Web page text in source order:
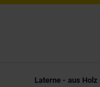
Laterne - aus Holz